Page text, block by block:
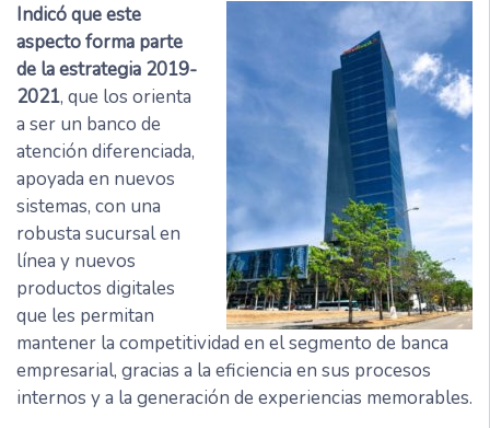
Indicó que este
aspecto forma parte
de la estrategia 2019-
2021, que los orienta
a ser un banco de
atención diferenciada,
apoyada en nuevos
sistemas, con una
robusta sucursal en
línea y nuevos
productos digitales
que les permitan
mantener la competitividad en el segmento de banca
empresarial, gracias a la eficiencia en sus procesos
internos y a la generación de experiencias memorables.